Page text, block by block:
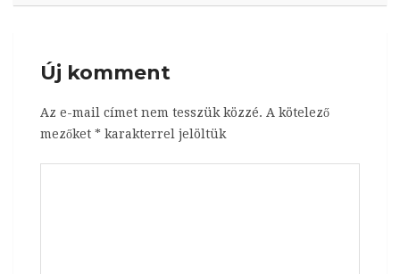
Új komment
Az e-mail címet nem tesszük közzé. A kötelező
mezőket * karakterrel jelöltük